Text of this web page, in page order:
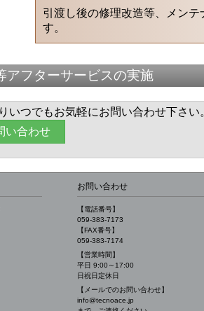
引渡し後の修理改造等、メン
す。
アフターサービスの実施
いつでもお気軽にお問い合わせ下さい
い合わせ
お問い合わせ
【電話番号】
059-383-7173
【FAX番号】
059-383-7174
【営業時間】
平日 9:00～17:00
日祝日定休日
【メールでのお問い合わせ】
info@tecnoace.jp